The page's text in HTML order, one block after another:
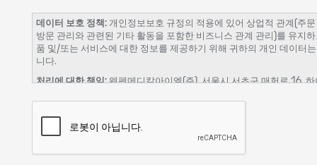
데이터 보호 정책: 개인정보보호 규정의 적용에 있어 상업적 관계(주
방문 관리와 관련된 기타 활동을 포함한 비즈니스 관계 관리)를 유지
품 및/또는 서비스에 대한 정보를 제공하기 위해 귀하의 개인 데이터
니다.
처리에 대한 책임:웨펜메디칼아이엘(주), 서울시 서초구 매헌로 16,
데이터 보호 담당자:werfenkorea@werfen.com
처리의 법적 근거:
급, 시장 조사 및 당사 웹사이트의 개선에 대한 귀하의 동의가 필요합
수신자 또는 수신자 카테고리:웨펜메디칼아이엘㈜가 서비스 제공(호